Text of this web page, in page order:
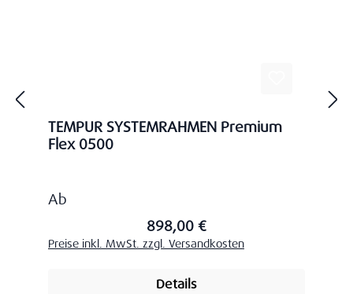
TEMPUR SYSTEMRAHMEN Premium
Flex 0500
Regulärer Preis:
Ab
898,00 €
Preise inkl. MwSt. zzgl. Versandkosten
Details